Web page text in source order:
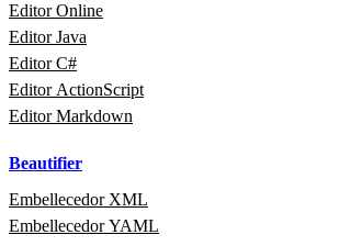
Editor Online
Editor Java
Editor C#
Editor ActionScript
Editor Markdown
Beautifier
Embellecedor XML
Embellecedor YAML